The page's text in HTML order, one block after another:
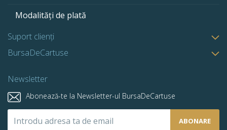
Modalități de plată
Suport clienți
BursaDeCartuse
Newsletter
Abonează-te la Newsletter-ul BursaDeCartuse
ABONARE